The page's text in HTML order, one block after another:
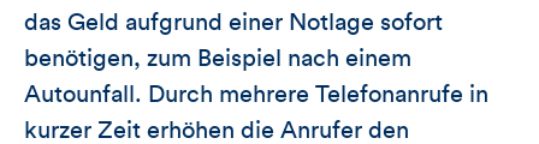
das Geld aufgrund einer Notlage sofort
benötigen, zum Beispiel nach einem
Autounfall. Durch mehrere Telefonanrufe in
kurzer Zeit erhöhen die Anrufer den